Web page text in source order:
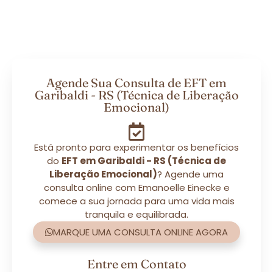
Agende Sua Consulta de EFT em
Garibaldi - RS (Técnica de Liberação
Emocional)
Está pronto para experimentar os benefícios
do EFT em Garibaldi - RS (Técnica de
Liberação Emocional)? Agende uma
consulta online com Emanoelle Einecke e
comece a sua jornada para uma vida mais
tranquila e equilibrada.
MARQUE UMA CONSULTA ONLINE AGORA
Entre em Contato